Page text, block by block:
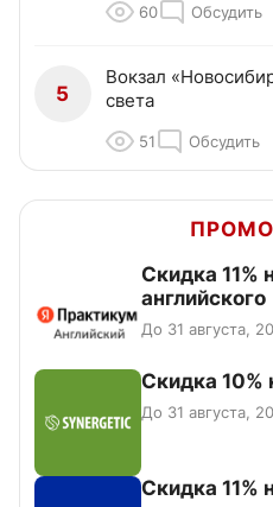
60 Обсудить
5
Вокзал
света
51 Обсудить
Скидка 11%
английского
До 31 августа,
Скидка 10%
До 31 августа,
Скидка 11%